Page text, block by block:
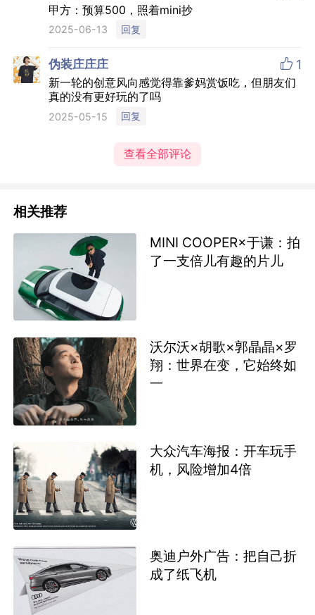
甲方：预算500，照着mini抄
2025-06-13 回复
伪装庄庄庄  1
新一轮的创意风向感觉得靠爹妈赏饭吃，但朋友们
真的没有更好玩的了吗
2025-05-15 回复
查看全部评论
相关推荐
MINI COOPER×于谦：拍
了一支倍儿有趣的片儿
沃尔沃×胡歌×郭晶晶×罗
翔：世界在变，它始终如
一
大众汽车海报：开车玩手
机，风险增加4倍
奥迪户外广告：把自己折
成了纸飞机